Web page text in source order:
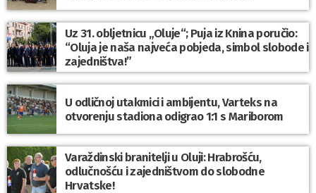
Uz 31. obljetnicu „Oluje“; Puja iz Knina poručio:
“Oluja je naša najveća pobjeda, simbol slobode i
zajedništva!”
U odličnoj utakmici i ambijentu, Varteks na
otvorenju stadiona odigrao 1:1 s Mariborom
Varaždinski branitelji u Oluji: Hrabrošću,
odlučnošću i zajedništvom do slobodne
Hrvatske!